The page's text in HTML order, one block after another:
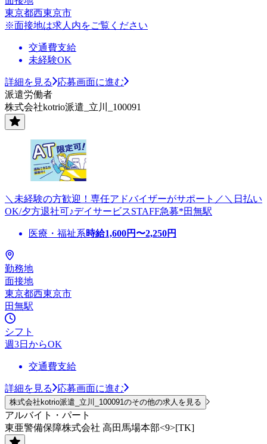
東京都西東京市
※面接地は求人内をご覧ください
交通費支給
未経験OK
詳細を見る
応募画面に進む
派遣労働者
株式会社kotrio派遣_立川_100091
＼未経験の方歓迎！専任アドバイザーがサポート／＼日払い
OK/夕方退社可♪デイサービスSTAFF急募*田無駅
医療・福祉系時給1,600円〜2,250円
勤務地
面接地
東京都西東京市
田無駅
シフト
週3日からOK
交通費支給
詳細を見る 応募画面に進む
株式会社kotrio派遣_立川_100091のその他の求人を見る
アルバイト・パート
東亜警備保障株式会社 高田馬場本部<9>[TK]